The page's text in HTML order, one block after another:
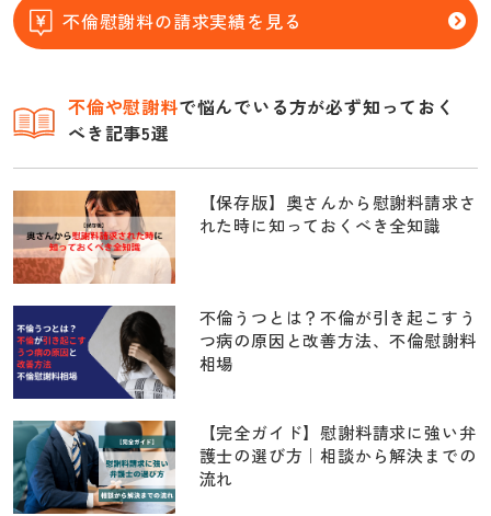
不倫慰謝料の請求実績を見る
不倫や慰謝料で悩んでいる方が必ず知っておく
べき記事5選
【保存版】奥さんから慰謝料請求さ
れた時に知っておくべき全知識
不倫うつとは？不倫が引き起こすう
つ病の原因と改善方法、不倫慰謝料
相場
【完全ガイド】慰謝料請求に強い弁
護士の選び方｜相談から解決までの
流れ